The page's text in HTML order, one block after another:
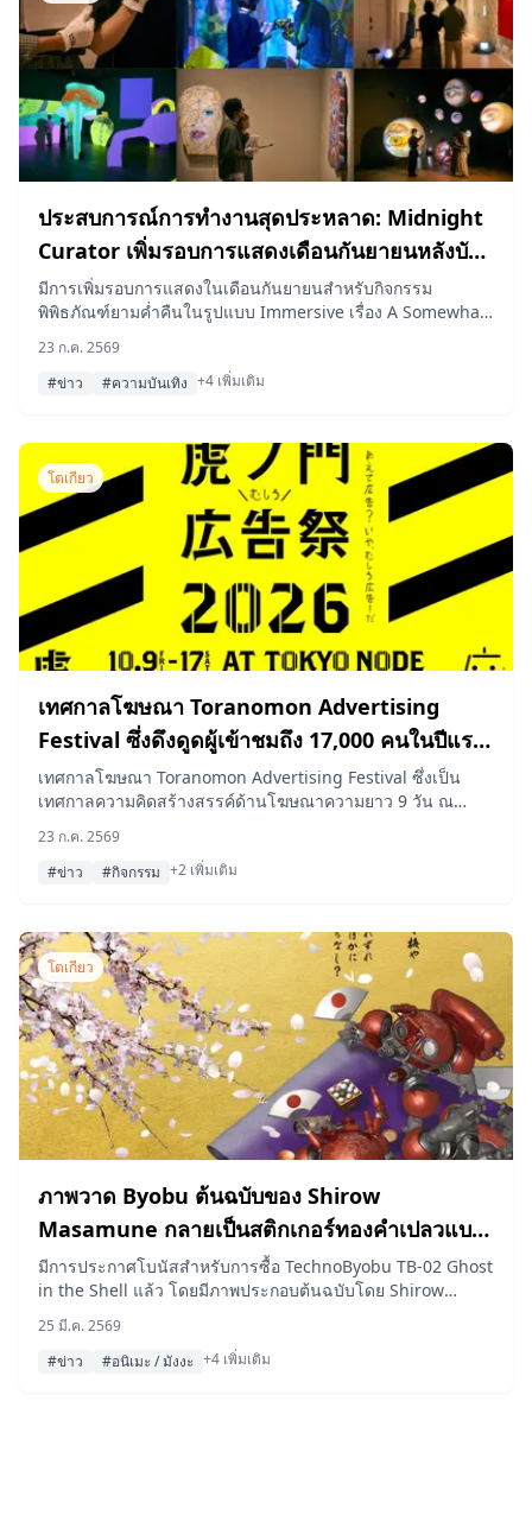
ประสบการณ์การทำงานสุดประหลาด: Midnight
Curator เพิ่มรอบการแสดงเดือนกันยายนหลังบัตร
ขายหมดเกลี้ยง
มีการเพิ่มรอบการแสดงในเดือนกันยายนสำหรับกิจกรรม
พิพิธภัณฑ์ยามค่ำคืนในรูปแบบ Immersive เรื่อง A Somewhat
เวลาทำการปกติที่ TOKYO NODE ใน Toranomon Hills หลัง
จากบัตรเข้าชมรอบเดือนกรกฎาคมและสิงหาคมขายหมดเกลี้ยง
23 ก.ค. 2569
#ข่าว
#ความบันเทิง +4 เพิ่มเติม
โตเกียว
เทศกาลโฆษณา Toranomon Advertising
Festival ซึ่งดึงดูดผู้เข้าชมถึง 17,000 คนในปีแรก
เตรียมกลับมาจัดอีกครั้งระหว่างวันที่ 9–17 ตุลาคม
2026
เทศกาลโฆษณา Toranomon Advertising Festival ซึ่งเป็น
เทศกาลความคิดสร้างสรรค์ด้านโฆษณาความยาว 9 วัน ณ
ที่ 9–17 ตุลาคม 2026 หลังจากเทศกาลเปิดตัวครั้งแรกประสบ
ความสำเร็จด้วยยอดผู้เข้าชม 17,044 คน โดยรายชื่อวิทยากร
(Masashi Kawamura) และ คาชิวะ ซาโตะ (Kashiwa Sato)
รวมถึงนักแสดง เคียวโกะ ฮาเซกาวะ (Kyoko Hasegawa) และ
นักออกแบบท่าเต้น MIKIKO
23 ก.ค. 2569
#ข่าว
#กิจกรรม +2 เพิ่มเติม
โตเกียว
ภาพวาด Byobu ต้นฉบับของ Shirow
Masamune กลายเป็นสติกเกอร์ทองคำเปลวแบบ
ตะวันตก — เปิดตัวโบนัสการซื้อ TechnoByobu
TB-02 Ghost in the Shell
มีการประกาศโบนัสสำหรับการซื้อ TechnoByobu TB-02 Ghost
in the Shell แล้ว โดยมีภาพประกอบต้นฉบับโดย Shirow
Masamune ที่สร้างขึ้นด้วยทองคำเปลวแบบตะวันตก ซึ่งแสดง
ภาพตัวละคร Fuchikoma เพลิดเพลินกับการชมดอกซากุระ
25 มี.ค. 2569
#ข่าว
#อนิเมะ / มังงะ +4 เพิ่มเติม